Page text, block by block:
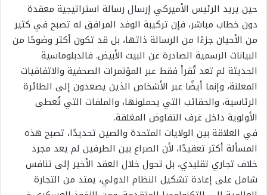
حين يريد الرئيس الأميركي إرسال رسالة استراتيجية معقدة
دون خطاب مباشر، فإن تركيبة الوفد المرافق له تصبح في كثير
من الأحيان جزءًا من الرسالة ذاتها، بل قد تكون أكثر وضوحًا من
البيانات الرسمية الصادرة عن البيت الأبيض. فالدبلوماسية
الحديثة لم تعد تُقرأ فقط عبر المؤتمرات الصحفية والاتفاقيات
المعلنة، وإنما أيضًا عبر الأشخاص الذين يصعدون إلى الطائرة
الرئاسية، والحقائب التي يحملونها، والملفات التي تُعطى
الأولوية داخل غرف التفاوض المغلقة.
في العلاقة بين الولايات المتحدة والصين تحديدًا، تصبح هذه
المسألة أكثر تعقيدًا، لأن الصراع بين الطرفين لم يعد مجرد
خلاف تجاري تقليدي، بل تحول خلال العقد الأخير إلى تنافس
شامل على إعادة تشكيل النظام الدولي، يمتد من التجارة